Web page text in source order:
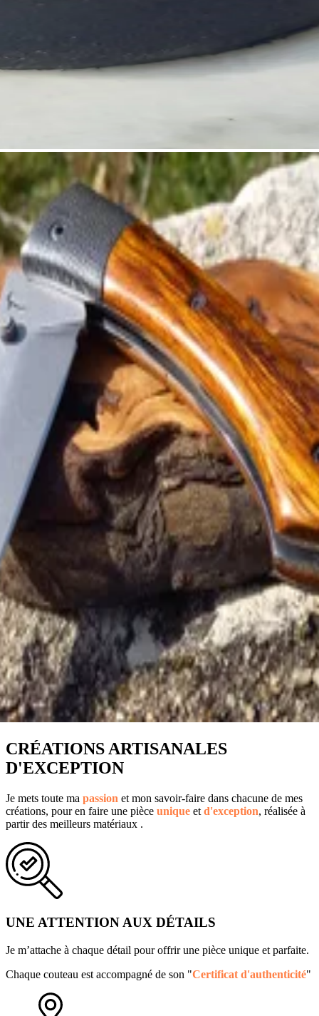
CRÉATIONS ARTISANALES
D'EXCEPTION
Je mets toute ma passion et mon savoir-faire dans chacune de mes
créations, pour en faire une pièce unique et d'exception, réalisée à
partir des meilleurs matériaux .
UNE ATTENTION AUX DÉTAILS
Je m’attache à chaque détail pour offrir une pièce unique et parfaite.
Chaque couteau est accompagné de son "Certificat d'authenticité"